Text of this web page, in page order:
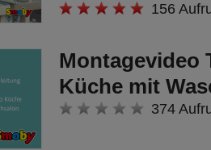
156
Montagevideo
Küche mit
374